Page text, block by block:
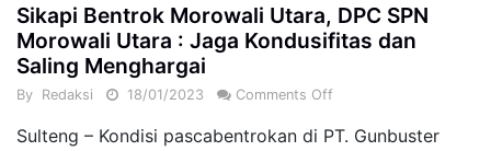
Sikapi Bentrok Morowali Utara, DPC SPN
Morowali Utara : Jaga Kondusifitas dan
Saling Menghargai
By Redaksi 18/01/2023 Comments Off
Sulteng – Kondisi pascabentrokan di PT. Gunbuster